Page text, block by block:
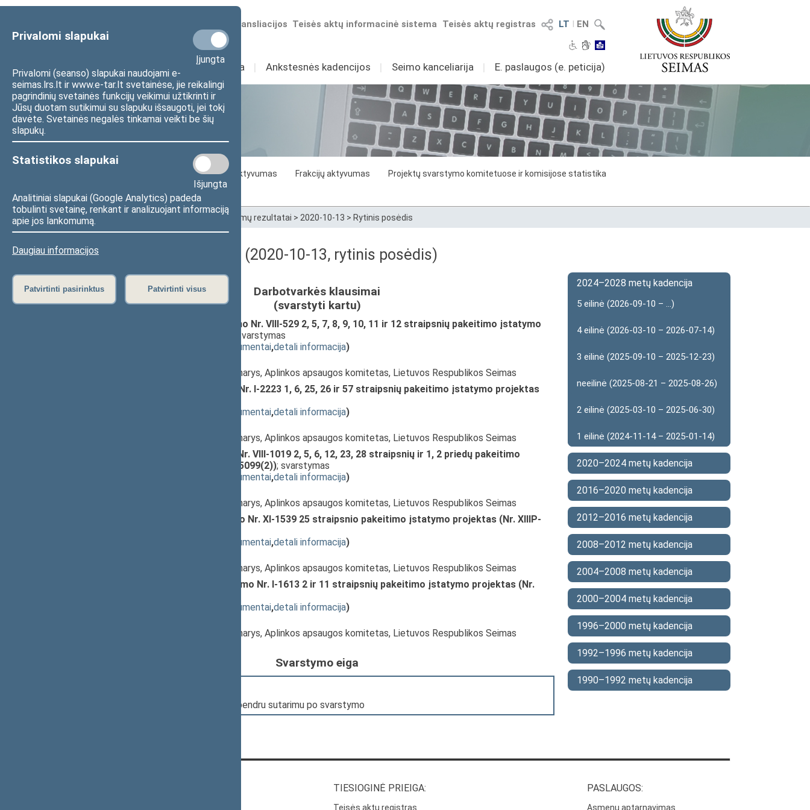
Privalomi slapukai
Įjungta
Privalomi (seanso) slapukai naudojami e-
seimas.lrs.lt ir www.e-tar.lt svetainėse, jie reikalingi
pagrindinių svetainės funkcijų veikimui užtikrinti ir
Jūsų duotam sutikimui su slapuku išsaugoti, jei tokį
davėte. Svetainės negalės tinkamai veikti be šių
slapukų.
Statistikos slapukai
Išjungta
Analitiniai slapukai (Google Analytics) padeda
tobulinti svetainę, renkant ir analizuojant informaciją
apie jos lankomumą.
Daugiau informacijos
Patvirtinti pasirinktus Patvirtinti visus
LT I EN
Teisės aktų registras
Teisės aktų informacinė sistema
Numatomos transliacijos
Sudėtis Veikla I Ankstesnės kadencijos I Seimo kanceliarija I E. paslaugos (e. peticija)
Statistika
Seimo narių aktyvumas Frakcijų aktyvumas
Projektų svarstymo komitetuose ir komisijose statistika
Seimo narių balsavimų rezultatai
Pradžia Seimo narių balsavimų rezultatai > 2020-10-13 > Rytinis posėdis
Darbotvarkės klausimas (2020-10-13, rytinis posėdis)
Darbotvarkės klausimai
(svarstyti kartu)
Aplinkos monitoringo įstatymo Nr. VIII-529 2, 5, 7, 8, 9, 10, 11 ir 12 straipsnių pakeitimo įstatymo
; svarstymas
susiję dokumentai,detali informacija)
, Komiteto narys, Aplinkos apsaugos komitetas, Lietuvos Respublikos Seimas
Aplinkos apsaugos įstatymo Nr. I-2223 1, 6, 25, 26 ir 57 straipsnių pakeitimo įstatymo projektas
susiję dokumentai,detali informacija)
, Komiteto narys, Aplinkos apsaugos komitetas, Lietuvos Respublikos Seimas
Radiacinės saugos įstatymo Nr. VIII-1019 2, 5, 6, 12, 23, 28 straipsnių ir 1, 2 priedų pakeitimo
įstatymo projektas (Nr. XIIIP-5099(2)); svarstymas
susiję dokumentai,detali informacija)
, Komiteto narys, Aplinkos apsaugos komitetas, Lietuvos Respublikos Seimas
Branduolinės saugos įstatymo Nr. XI-1539 25 straipsnio pakeitimo įstatymo projektas (Nr. XIIIP-
susiję dokumentai,detali informacija)
, Komiteto narys, Aplinkos apsaugos komitetas, Lietuvos Respublikos Seimas
Branduolinės energijos įstatymo Nr. I-1613 2 ir 11 straipsnių pakeitimo įstatymo projektas (Nr.
susiję dokumentai,detali informacija)
, Komiteto narys, Aplinkos apsaugos komitetas, Lietuvos Respublikos Seimas
Svarstymo eiga
Įvyko balsavimas. Pritarta bendru sutarimu po svarstymo
2024–2028 metų kadencija
5 eilinė (2026-09-10 – ...)
4 eilinė (2026-03-10 – 2026-07-14)
3 eilinė (2025-09-10 – 2025-12-23)
neeilinė (2025-08-21 – 2025-08-26)
2 eilinė (2025-03-10 – 2025-06-30)
1 eilinė (2024-11-14 – 2025-01-14)
2020–2024 metų kadencija
2016–2020 metų kadencija
2012–2016 metų kadencija
2008–2012 metų kadencija
2004–2008 metų kadencija
2000–2004 metų kadencija
1996–2000 metų kadencija
1992–1996 metų kadencija
1990–1992 metų kadencija
TIESIOGINĖ PRIEIGA:
Teisės aktų registras
PASLAUGOS:
Asmenų aptarnavimas